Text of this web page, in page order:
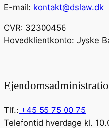
E-mail: kontakt@dslaw.dk
CVR: 32300456
Hovedklientkonto: Jyske
Tlf.: +45 55 75 00 75
Telefontid hverdage kl.